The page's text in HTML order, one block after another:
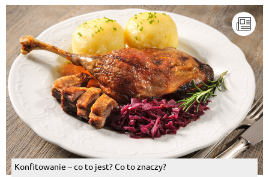
Konfitowanie – co to jest? Co to znaczy?